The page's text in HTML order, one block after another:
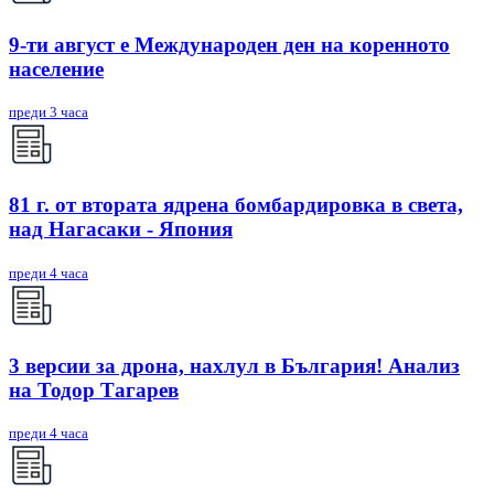
9-ти август е Международен ден на коренното
население
преди 3 часа
81 г. от втората ядрена бомбардировка в света,
над Нагасаки - Япония
преди 4 часа
3 версии за дрона, нахлул в България! Анализ
на Тодор Тагарев
преди 4 часа